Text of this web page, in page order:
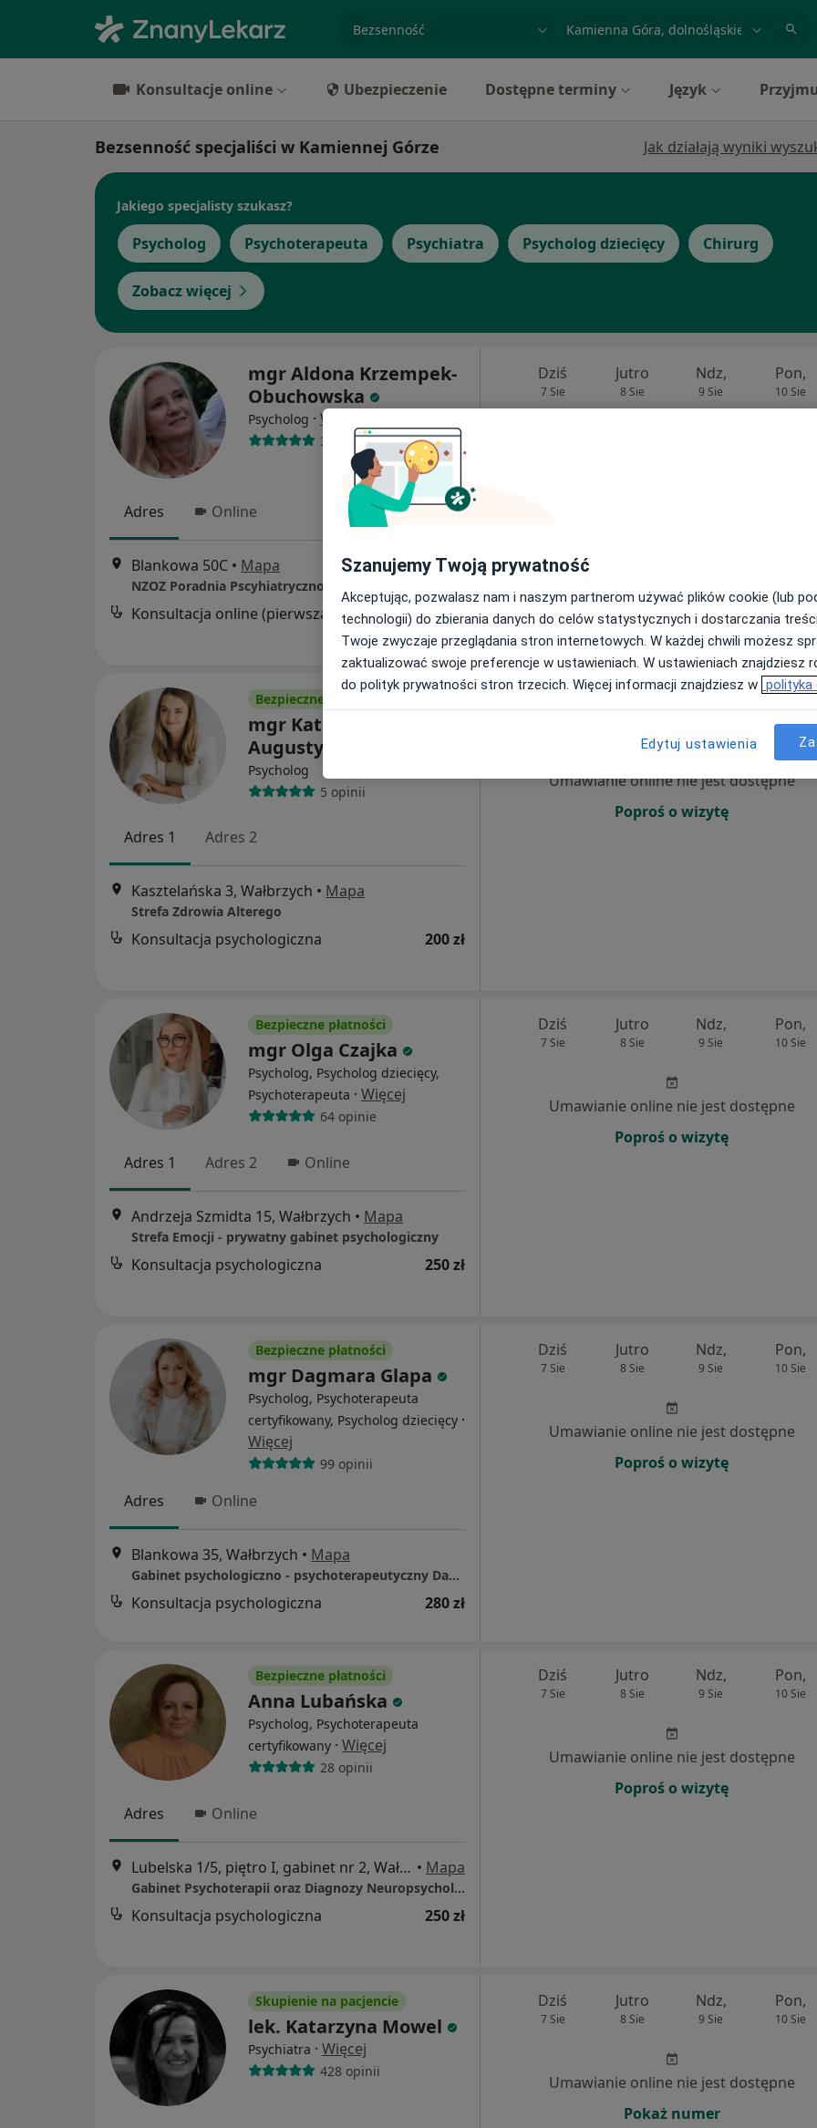
specjalizacja, badanie lub nazwiskomiasto lub dzielnica
Konsultacje online Ubezpieczenie Dostępne terminy Język
Bezsenność specjaliści w Kamiennej Górze Jak działają wyniki
Jakiego specjalisty szukasz?
Psycholog Psychoterapeuta Psychiatra Psycholog dziecięcy Chirurg
Zobacz więcej
mgr Aldona Krzempek-
Obuchowska
Psycholog · Więcej
32 opinie
Adres Online
Blankowa 50C • Mapa
Konsultacja online (pierwsza wizyta) 200 zł
Dziś
7 Sie
Jutro
8 Sie
Ndz,
9 Sie
Pon,
10 Sie
Bezpieczne płatności
mgr Katarzyna
Augustyniak
Psycholog
5 opinii
Adres 1 Adres 2
Kasztelańska 3, Wałbrzych • Mapa
Strefa Zdrowia Alterego
Konsultacja psychologiczna 200 zł
Ndz, Pon,
Umawianie online nie jest dostępne
Poproś o wizytę
Bezpieczne płatności
mgr Olga Czajka
Psycholog, Psycholog dziecięcy,
Psychoterapeuta · Więcej
64 opinie
Adres 1 Adres 2 Online
Andrzeja Szmidta 15, Wałbrzych • Mapa
Strefa Emocji - prywatny gabinet psychologiczny
Konsultacja psychologiczna 250 zł
Dziś
7 Sie
Jutro
8 Sie
Ndz,
9 Sie
Pon,
10 Sie
Umawianie online nie jest dostępne
Poproś o wizytę
Bezpieczne płatności
mgr Dagmara Glapa
Psycholog, Psychoterapeuta
certyfikowany, Psycholog dziecięcy ·
Więcej
99 opinii
Adres Online
Blankowa 35, Wałbrzych • Mapa
Gabinet psychologiczno - psychoterapeutyczny Dagmara Glapa
Konsultacja psychologiczna 280 zł
Dziś
7 Sie
Jutro
8 Sie
Ndz,
9 Sie
Pon,
10 Sie
Umawianie online nie jest dostępne
Poproś o wizytę
Bezpieczne płatności
Anna Lubańska
Psycholog, Psychoterapeuta
certyfikowany · Więcej
28 opinii
Adres Online
Lubelska 1/5, piętro I, gabinet nr 2, Wałbrzych • Mapa
Gabinet Psychoterapii oraz Diagnozy Neuropsychologicznej Anna Lubańska
Konsultacja psychologiczna 250 zł
Dziś
7 Sie
Jutro
8 Sie
Ndz,
9 Sie
Pon,
10 Sie
Umawianie online nie jest dostępne
Poproś o wizytę
Skupienie na pacjencie
lek. Katarzyna Mowel
Psychiatra · Więcej
428 opinii
Dziś
7 Sie
Jutro
8 Sie
Ndz,
9 Sie
Pon,
10 Sie
Umawianie online nie jest dostępne
Pokaż numer
Szanujemy Twoją prywatność
Akceptując, pozwalasz nam i naszym partnerom używać plików cookie (lub
technologii) do zbierania danych do celów statystycznych i dostarczania
Twoje zwyczaje przeglądania stron internetowych. W każdej chwili możesz
zaktualizować swoje preferencje w ustawieniach. W ustawieniach znajdziesz
do polityk prywatności stron trzecich. Więcej informacji znajdziesz w polityka
Edytuj ustawienia